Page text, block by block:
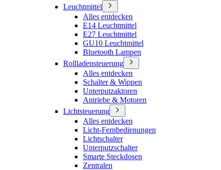
Leuchtmittel
Alles entdecken
E14 Leuchtmittel
E27 Leuchtmittel
GU10 Leuchtmittel
Bluetooth Lampen
Rollladensteuerung
Alles entdecken
Schalter & Wippen
Unterputzaktoren
Antriebe & Motoren
Lichtsteuerung
Alles entdecken
Licht-Fernbedienungen
Lichtschalter
Unterputzschalter
Smarte Steckdosen
Zentralen